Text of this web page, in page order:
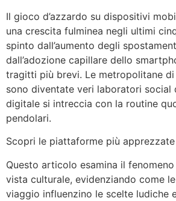
Il gioco d’azzardo su dispositivi
una crescita fulminea negli ultimi
spinto dall’aumento degli
dall’adozione capillare dello
tragitti più brevi. Le metropolitane di
sono diventate veri laboratori social
digitale si intreccia con la routine
pendolari.
Scopri le piattaforme più
Questo articolo esamina il
vista culturale, evidenziando come
viaggio influenzino le scelte ludiche